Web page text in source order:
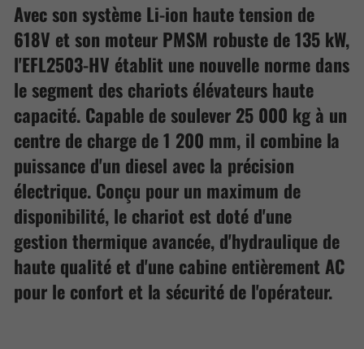
Avec son système Li-ion haute tension de
618V et son moteur PMSM robuste de 135 kW,
l'EFL2503-HV établit une nouvelle norme dans
le segment des chariots élévateurs haute
capacité. Capable de soulever 25 000 kg à un
centre de charge de 1 200 mm, il combine la
puissance d'un diesel avec la précision
électrique. Conçu pour un maximum de
disponibilité, le chariot est doté d'une
gestion thermique avancée, d'hydraulique de
haute qualité et d'une cabine entièrement AC
pour le confort et la sécurité de l'opérateur.